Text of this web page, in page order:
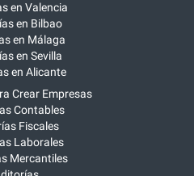
en Valencia
en Bilbao
en Málaga
en Sevilla
en Alicante
Crear Empresas
Contables
Fiscales
Laborales
Mercantiles